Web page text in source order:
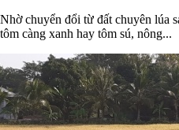
Nhờ chuyển đổi từ đất chuyên lúa
tôm càng xanh hay tôm sú, nông...